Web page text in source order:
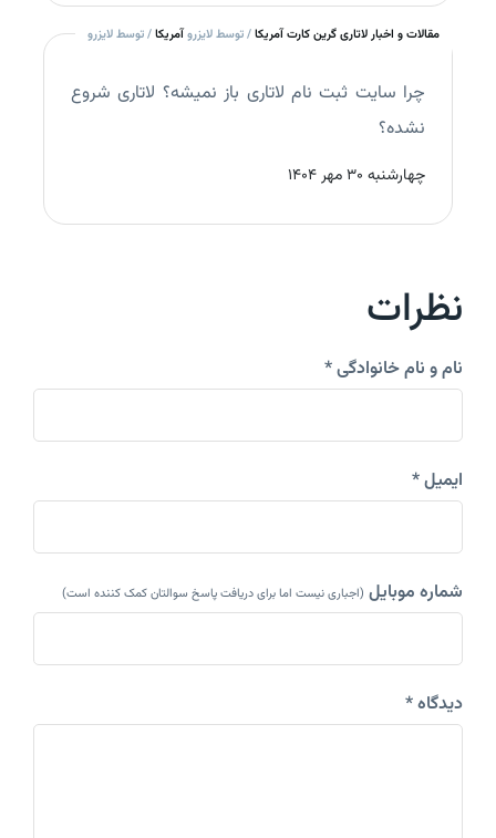
مقالات و اخبار لاتاری گرین کارت آمریکا/ توسط لایزروآمریکا/ توسط لایزرو
چرا سایت ثبت نام لاتاری باز نمیشه؟ لاتاری شروع
نشده؟
چهارشنبه 30 مهر 1404
نظرات
نام و نام خانوادگی *
ایمیل *
شماره موبایل (اجباری نیست اما برای دریافت پاسخ سوالتان کمک کننده است)
دیدگاه *